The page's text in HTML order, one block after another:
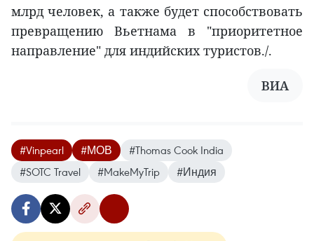
млрд человек, а также будет способствовать
превращению Вьетнама в "приоритетное
направление" для индийских туристов./.
ВИА
#Vinpearl #МОВ
#Thomas Cook India
#SOTC Travel
#MakeMyTrip #Индия